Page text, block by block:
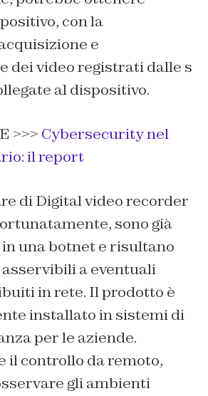
con la
e
dei video registrati dalle s
al dispositivo.
>>> Cybersecurity nel
il report
di Digital video recorder
sono già
una botnet e risultano
a eventuali
in rete. Il prodotto è
installato in sistemi di
per le aziende.
il controllo da remoto,
gli ambienti